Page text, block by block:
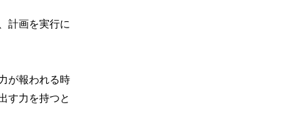
計画を実行に
が報われる時
す力を持つと